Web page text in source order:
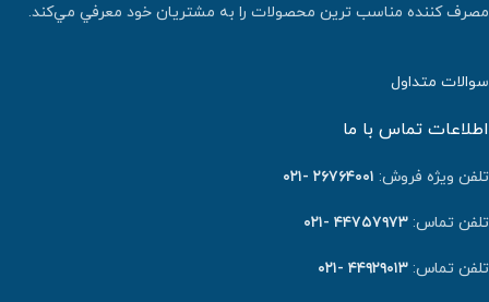
مصرف كننده مناسب ترين محصولات را به مشتريان خود معرفي مي‌كند.
سوالات متداول
اطلاعات تماس با ما
تلفن ویژه فروش: ٢٦٧٦٤٠٠١ -۰۲۱
تلفن تماس: ۴۴۷۵۷۹۷۳ -۰۲۱
تلفن تماس: ۴۴۹۲۹۰۱۳ -۰۲۱